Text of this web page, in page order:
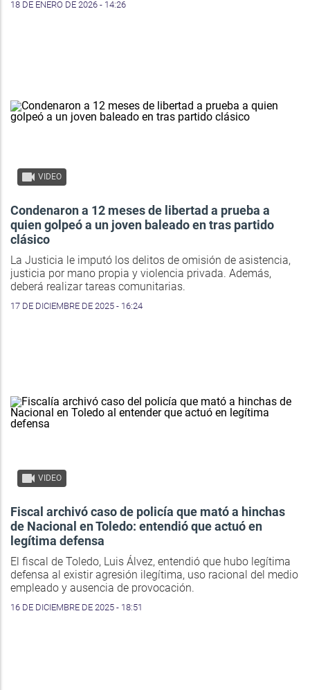
18 DE ENERO DE 2026 - 14:26
VIDEO
Condenaron a 12 meses de libertad a prueba a
quien golpeó a un joven baleado en tras partido
clásico
La Justicia le imputó los delitos de omisión de asistencia,
justicia por mano propia y violencia privada. Además,
deberá realizar tareas comunitarias.
17 DE DICIEMBRE DE 2025 - 16:24
VIDEO
Fiscal archivó caso de policía que mató a hinchas
de Nacional en Toledo: entendió que actuó en
legítima defensa
El fiscal de Toledo, Luis Álvez, entendió que hubo legítima
defensa al existir agresión ilegítima, uso racional del medio
empleado y ausencia de provocación.
16 DE DICIEMBRE DE 2025 - 18:51